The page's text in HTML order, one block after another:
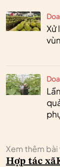
Xử
Xem thêm bài
Hợp tác xã